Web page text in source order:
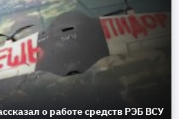
о работе средств РЭБ ВСУ